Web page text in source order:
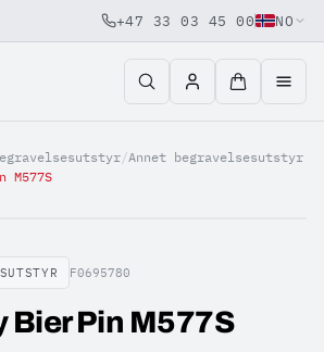
to content
+47 33 03 45 00 NO
/Annet begravelsesutstyr
F0695780
Bier Pin M577S